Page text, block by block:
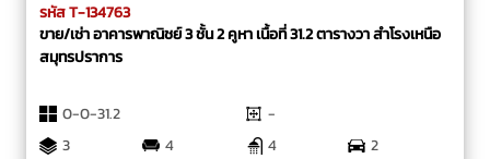
รหัส T-134763
ขาย/เช่า อาคารพาณิชย์ 3 ชั้น 2 คูหา เนื้อที่ 31.2 ตารางวา สำโรงเหนือ
สมุทรปราการ
0-0-31.2
-
3
4 4
2